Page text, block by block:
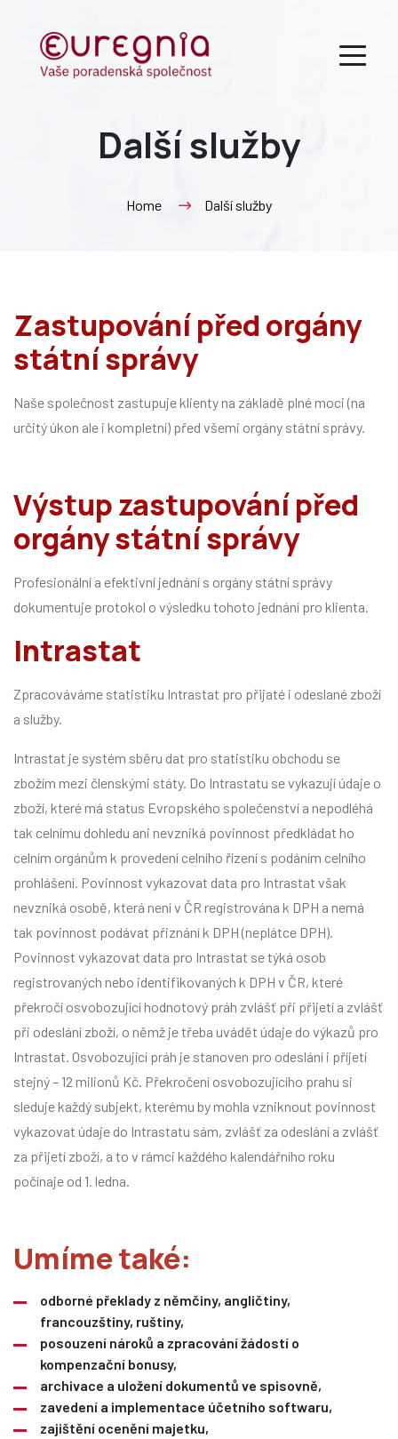
Další služby
Home Další služby
Zastupování před orgány
státní správy
Naše společnost zastupuje klienty na základě plné moci (na
určitý úkon ale i kompletní) před všemi orgány státní správy.
Výstup zastupování před
orgány státní správy
Profesionální a efektivní jednání s orgány státní správy
dokumentuje protokol o výsledku tohoto jednání pro klienta.
Intrastat
Zpracováváme statistiku Intrastat pro přijaté i odeslané zboží
a služby.
Intrastat je systém sběru dat pro statistiku obchodu se
zbožím mezi členskými státy. Do Intrastatu se vykazují údaje o
zboží, které má status Evropského společenství a nepodléhá
tak celnímu dohledu ani nevzniká povinnost předkládat ho
celním orgánům k provedení celního řízení s podáním celního
prohlášení. Povinnost vykazovat data pro Intrastat však
nevzniká osobě, která není v ČR registrována k DPH a nemá
tak povinnost podávat přiznání k DPH (neplátce DPH).
Povinnost vykazovat data pro Intrastat se týká osob
registrovaných nebo identifikovaných k DPH v ČR, které
překročí osvobozující hodnotový práh zvlášť při přijetí a zvlášť
při odeslání zboží, o němž je třeba uvádět údaje do výkazů pro
Intrastat. Osvobozující práh je stanoven pro odeslání i příjetí
stejný – 12 milionů Kč. Překročení osvobozujícího prahu si
sleduje každý subjekt, kterému by mohla vzniknout povinnost
vykazovat údaje do Intrastatu sám, zvlášť za odeslání a zvlášť
za přijetí zboží, a to v rámci každého kalendářního roku
počínaje od 1. ledna.
Umíme také:
odborné překlady z němčiny, angličtiny,
francouzštiny, ruštiny,
posouzení nároků a zpracování žádostí o
kompenzační bonusy,
archivace a uložení dokumentů ve spisovně,
zavedení a implementace účetního softwaru,
zajištění ocenění majetku,